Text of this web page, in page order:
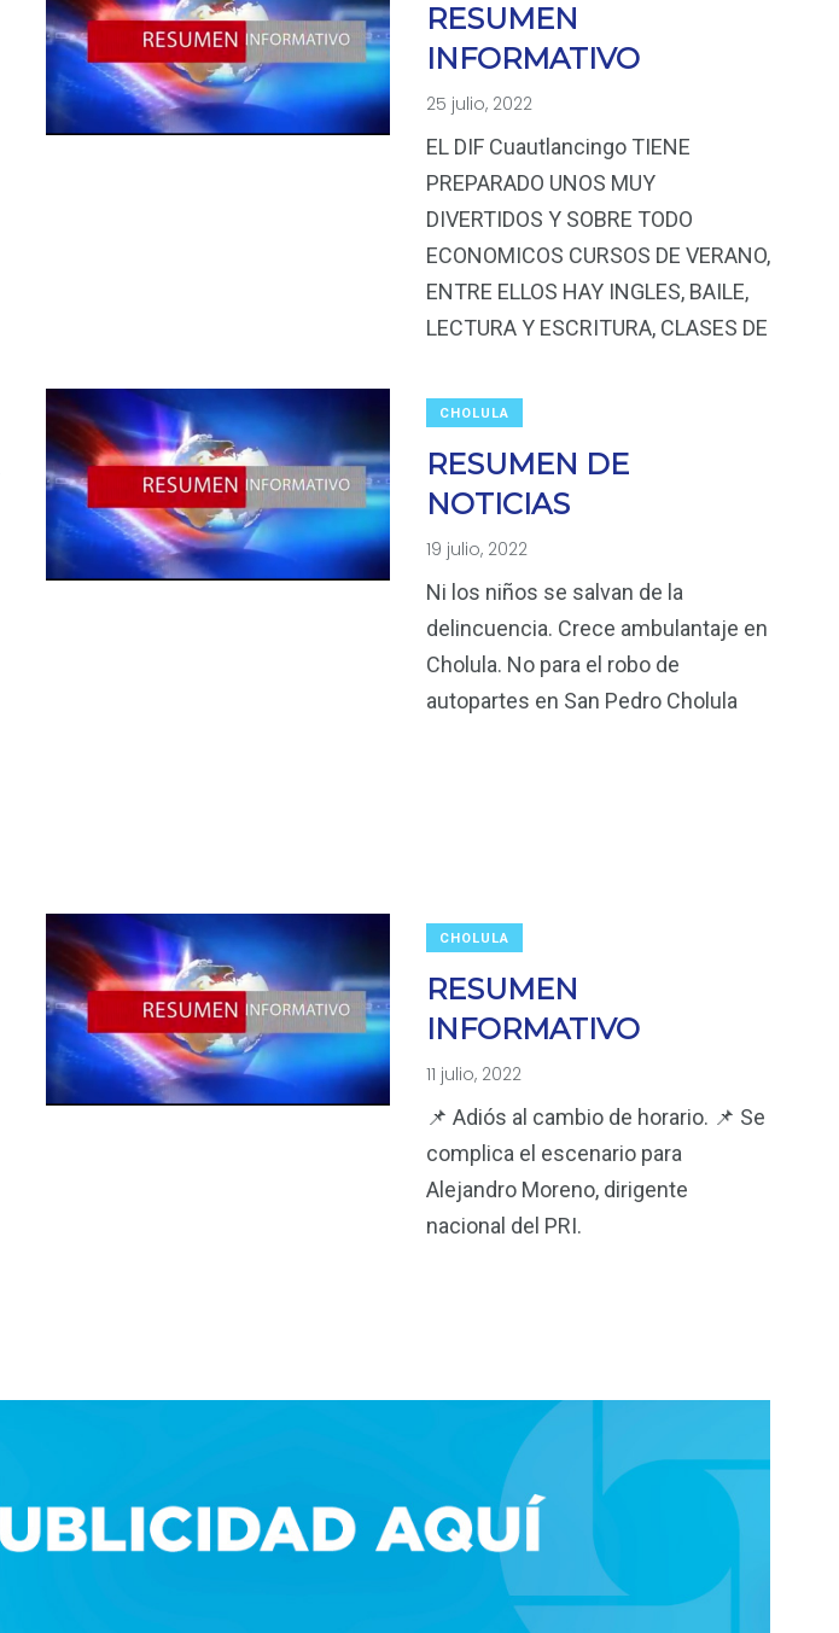
RESUMEN
INFORMATIVO
25 julio, 2022
EL DIF Cuautlancingo TIENE
PREPARADO UNOS MUY
DIVERTIDOS Y SOBRE TODO
ECONOMICOS CURSOS DE VERANO,
ENTRE ELLOS HAY INGLES, BAILE,
LECTURA Y ESCRITURA, CLASES DE
CHOLULA
RESUMEN DE
NOTICIAS
19 julio, 2022
Ni los niños se salvan de la
delincuencia. Crece ambulantaje en
Cholula. No para el robo de
autopartes en San Pedro Cholula
CHOLULA
RESUMEN
INFORMATIVO
11 julio, 2022
📌 Adiós al cambio de horario. 📌 Se
complica el escenario para
Alejandro Moreno, dirigente
nacional del PRI.